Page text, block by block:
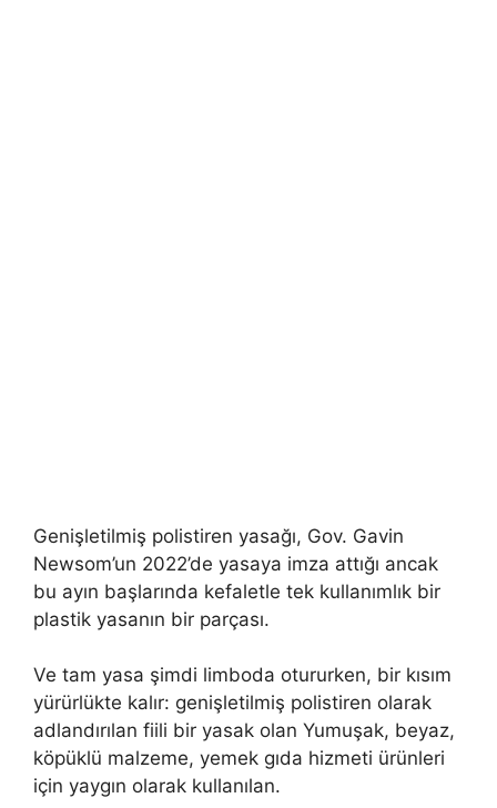
Genişletilmiş polistiren yasağı, Gov. Gavin
Newsom’un 2022’de yasaya imza attığı ancak
bu ayın başlarında kefaletle tek kullanımlık bir
plastik yasanın bir parçası.
Ve tam yasa şimdi limboda otururken, bir kısım
yürürlükte kalır: genişletilmiş polistiren olarak
adlandırılan fiili bir yasak olan Yumuşak, beyaz,
köpüklü malzeme, yemek gıda hizmeti ürünleri
için yaygın olarak kullanılan.